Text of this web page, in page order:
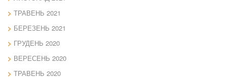
ТРАВЕНЬ 2021
БЕРЕЗЕНЬ 2021
ГРУДЕНЬ 2020
ВЕРЕСЕНЬ 2020
ТРАВЕНЬ 2020